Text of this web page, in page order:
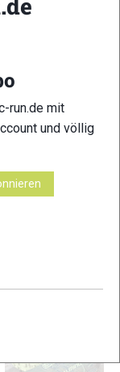
10
Weiter
run.de mit
und völlig